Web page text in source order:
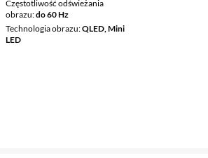
Częstotliwość odświeżania
obrazu do 60 Hz
Technologia obrazu QLED, Mini
LED